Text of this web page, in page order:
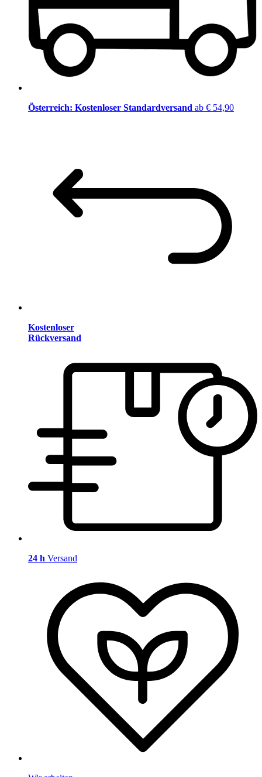
Österreich: Kostenloser Standardversand ab € 54,90
Kostenloser
Rückversand
24 h Versand